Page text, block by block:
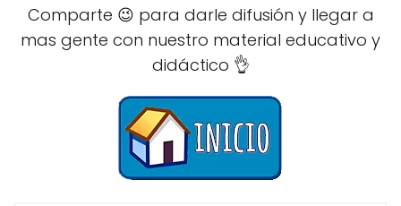
Comparte 😉 para darle difusión y llegar a
mas gente con nuestro material educativo y
didáctico 👌